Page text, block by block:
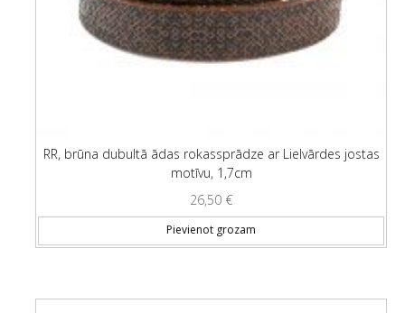
RR, brūna dubultā ādas rokassprādze ar Lielvārdes jostas
motīvu, 1,7cm
26,50 €
Pievienot grozam